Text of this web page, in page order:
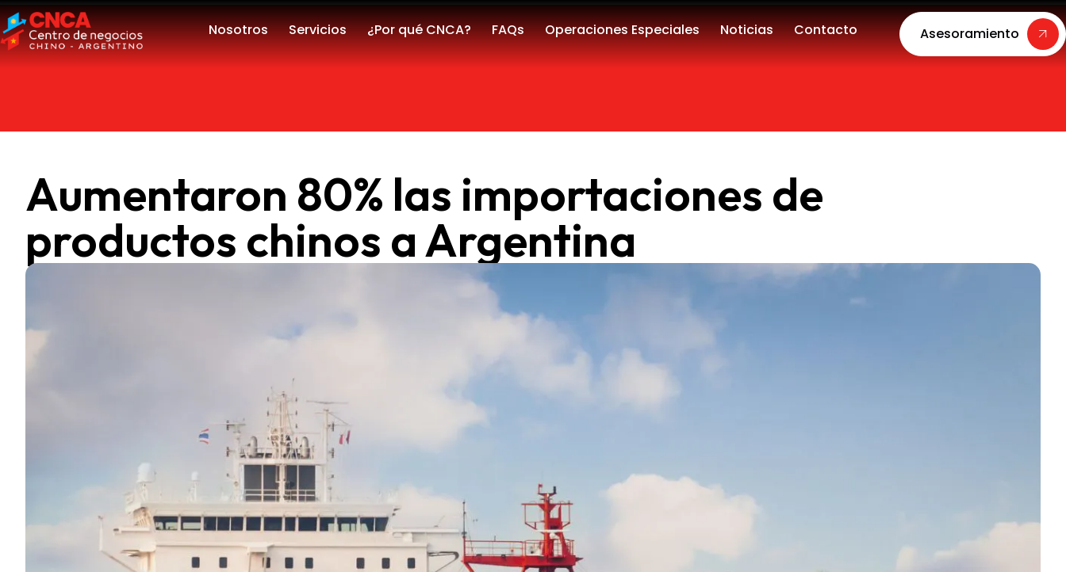
Nosotros Servicios ¿Por qué CNCA? FAQs Operaciones Especiales Noticias Contacto Asesoramiento
Aumentaron 80% las importaciones de
productos chinos a Argentina